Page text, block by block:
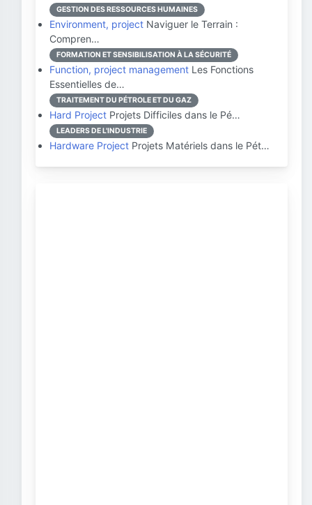
GESTION DES RESSOURCES HUMAINES
Environment, project Naviguer le Terrain :
Compren…
FORMATION ET SENSIBILISATION À LA SÉCURITÉ
Function, project management Les Fonctions
Essentielles de…
TRAITEMENT DU PÉTROLE ET DU GAZ
Hard Project Projets Difficiles dans le Pé…
LEADERS DE L'INDUSTRIE
Hardware Project Projets Matériels dans le Pét…